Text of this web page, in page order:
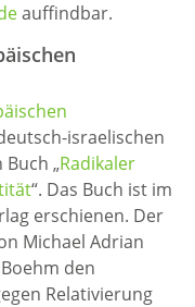
auffindbar.
israelischen
„Radikaler
“. Das Buch ist im
erschienen. Der
Michael Adrian
den
Relativierung